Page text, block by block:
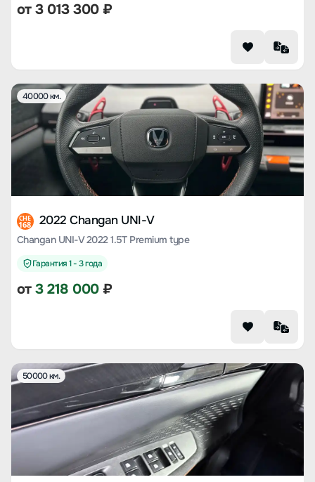
от3 013 300₽
40000 км.
CHE
168 2022 Changan UNI-V
Changan UNI-V 2022 1.5T Premium type
Гарантия 1 - 3 года
от3 218 000₽
50000 км.